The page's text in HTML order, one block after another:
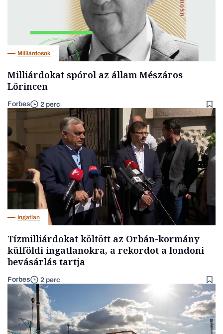
Milliárdosok
Milliárdokat spórol az állam Mészáros
Lőrincen
Forbes 2 perc
Ingatlan
Tízmilliárdokat költött az Orbán-kormány
külföldi ingatlanokra, a rekordot a londoni
bevásárlás tartja
Forbes 2 perc